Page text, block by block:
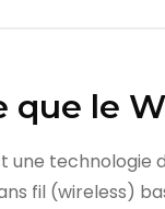
que le
une technologie
fil (wireless)